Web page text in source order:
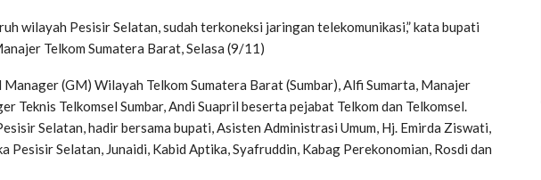
wilayah Pesisir Selatan, sudah terkoneksi jaringan telekomunikasi,” kata bupati
Telkom Sumatera Barat, Selasa (9/11)
(GM) Wilayah Telkom Sumatera Barat (Sumbar), Alfi Sumarta, Manajer
Teknis Telkomsel Sumbar, Andi Suapril beserta pejabat Telkom dan Telkomsel.
Selatan, hadir bersama bupati, Asisten Administrasi Umum, Hj. Emirda Ziswati,
Pesisir Selatan, Junaidi, Kabid Aptika, Syafruddin, Kabag Perekonomian, Rosdi dan